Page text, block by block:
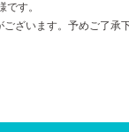
す。
ざいます。予めご了承下